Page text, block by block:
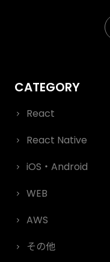
React
React Native
iOS・Android
WEB
AWS
その他